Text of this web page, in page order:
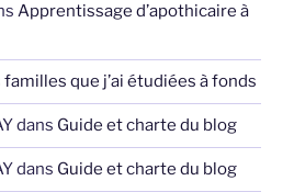
Apprentissage d’apothicaire à
familles que j’ai étudiées à fonds
dans Guide et charte du blog
dans Guide et charte du blog